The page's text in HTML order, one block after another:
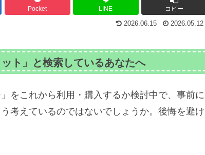
Pocket LINE コピー
2026.06.15 2026.05.12
ト」と検索しているあなたへ
をこれから利用・購入するか検討中で、事前に
えているのではないでしょうか。後悔を避け